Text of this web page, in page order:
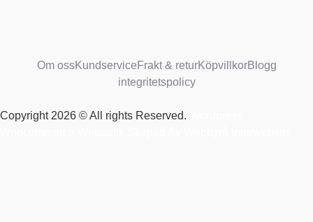
Om ossKundservice Frakt & returKöpvillkorBlogg
integritetspolicy
Copyright 2026 © All rights Reserved.